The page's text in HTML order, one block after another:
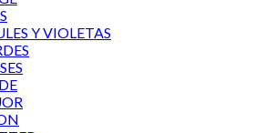
Y VIOLETAS